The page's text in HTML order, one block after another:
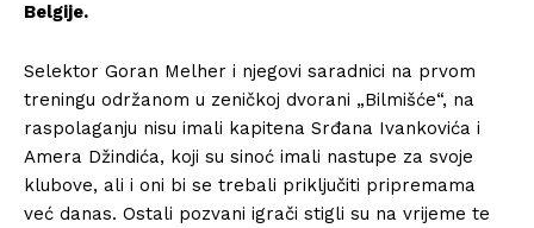
Belgije.
Selektor Goran Melher i njegovi saradnici na prvom
treningu održanom u zeničkoj dvorani „Bilmišće“, na
raspolaganju nisu imali kapitena Srđana Ivankovića i
Amera Džindića, koji su sinoć imali nastupe za svoje
klubove, ali i oni bi se trebali priključiti pripremama
već danas. Ostali pozvani igrači stigli su na vrijeme te